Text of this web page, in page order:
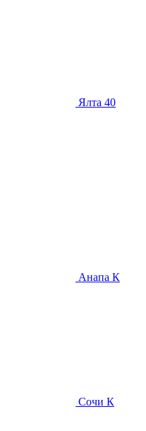
Ялта 40
Анапа К
Сочи К